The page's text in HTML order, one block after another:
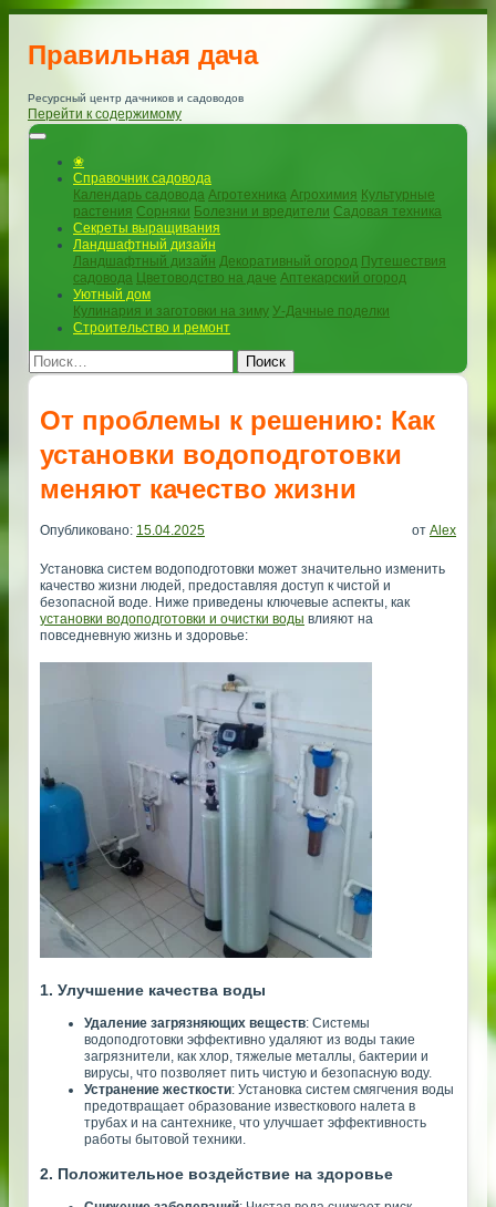
Правильная дача
Ресурсный центр дачников и садоводов
Перейти к содержимому
❀
Справочник садовода
Календарь садовода Агротехника Агрохимия Культурные
растения Сорняки Болезни и вредители Садовая техника
Секреты выращивания
Ландшафтный дизайн
Ландшафтный дизайн Декоративный огород Путешествия
садовода Цветоводство на даче Аптекарский огород
Уютный дом
Кулинария и заготовки на зиму У-Дачные поделки
Строительство и ремонт
Поиск
От проблемы к решению: Как
установки водоподготовки
меняют качество жизни
Опубликовано: 15.04.2025 от Alex
Установка систем водоподготовки может значительно изменить
качество жизни людей, предоставляя доступ к чистой и
безопасной воде. Ниже приведены ключевые аспекты, как
установки водоподготовки и очистки воды влияют на
повседневную жизнь и здоровье:
1. Улучшение качества воды
Удаление загрязняющих веществ: Системы
водоподготовки эффективно удаляют из воды такие
загрязнители, как хлор, тяжелые металлы, бактерии и
вирусы, что позволяет пить чистую и безопасную воду.
Устранение жесткости: Установка систем смягчения воды
предотвращает образование известкового налета в
трубах и на сантехнике, что улучшает эффективность
работы бытовой техники.
2. Положительное воздействие на здоровье